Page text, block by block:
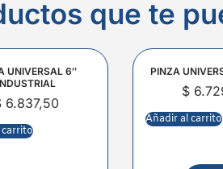
que te
UNIVERSAL 6″
6.837,50
carrito
PINZA
$
Añadir al carrito